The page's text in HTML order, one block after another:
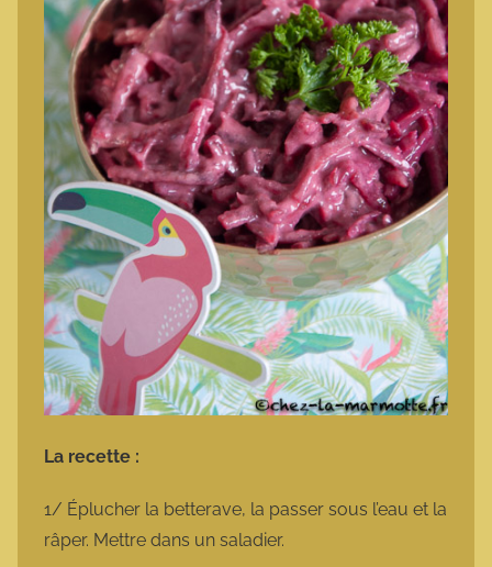
La recette :
1/ Éplucher la betterave, la passer sous l’eau et la
râper. Mettre dans un saladier.